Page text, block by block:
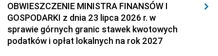
OBWIESZCZENIE MINISTRA FINANSÓW I
GOSPODARKI z dnia 23 lipca 2026 r. w
sprawie górnych granic stawek kwotowych
podatków i opłat lokalnych na rok 2027